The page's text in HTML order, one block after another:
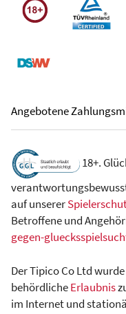
Angebotene
18+.
auf unserer
Betroffene und
gegen-
Der Tipico Co Ltd
behördlicheErlaubnis
im Internet und